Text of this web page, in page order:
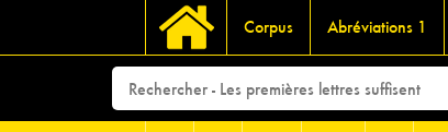
Corpus Abréviations 1